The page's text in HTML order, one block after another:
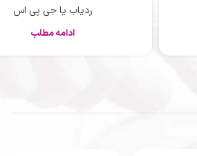
ادامه مطلب